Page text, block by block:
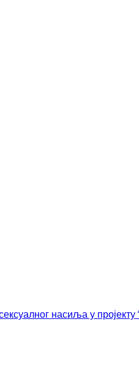
насиља у пројекту